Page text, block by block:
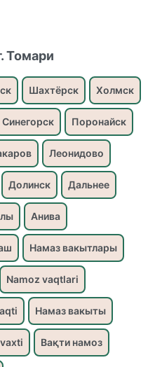
Томари
Шахтёрск Холмск
Синегорск Поронайск
Леонидово
Долинск Дальнее
Анива
Намаз вакытлары
Namoz vaqtlari
Намаз вакыты
Вақти намоз